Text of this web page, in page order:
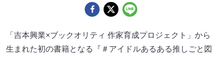
「吉本興業×ブックオリティ 作家育成プロジェクト」から
生まれた初の書籍となる『＃アイドルあるある推しごと図